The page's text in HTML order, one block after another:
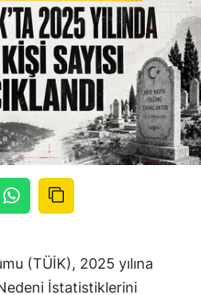
(TÜİK), 2025 yılına
İstatistiklerini